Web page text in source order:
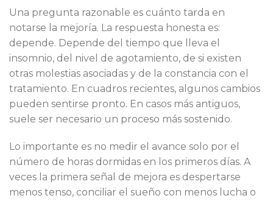
Una pregunta razonable es cuánto tarda en
notarse la mejoría. La respuesta honesta es:
depende. Depende del tiempo que lleva el
insomnio, del nivel de agotamiento, de si existen
otras molestias asociadas y de la constancia con el
tratamiento. En cuadros recientes, algunos cambios
pueden sentirse pronto. En casos más antiguos,
suele ser necesario un proceso más sostenido.
Lo importante es no medir el avance solo por el
número de horas dormidas en los primeros días. A
veces la primera señal de mejora es despertarse
menos tenso, conciliar el sueño con menos lucha o